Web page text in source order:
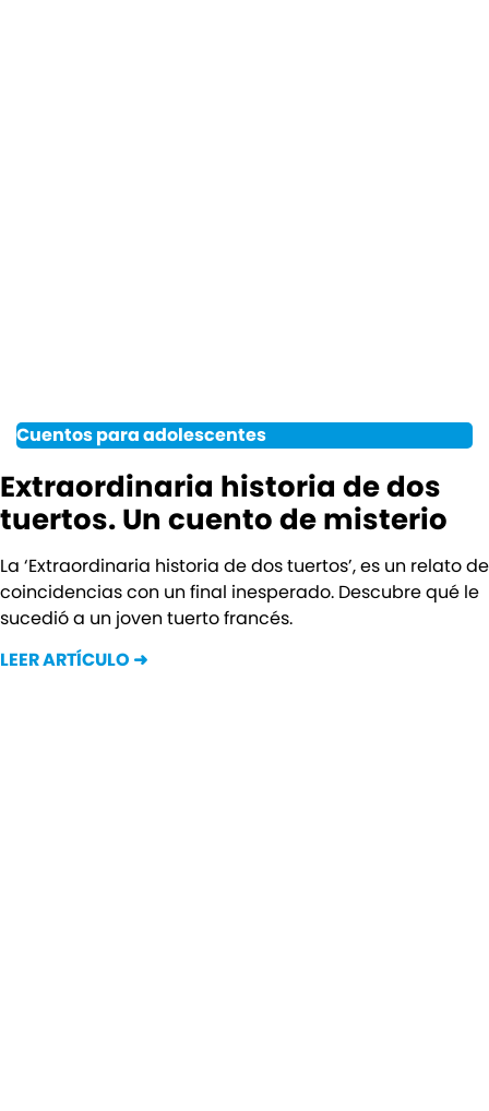
Cuentos para adolescentes
Extraordinaria historia de dos
tuertos. Un cuento de misterio
La ‘Extraordinaria historia de dos tuertos’, es un relato de
coincidencias con un final inesperado. Descubre qué le
sucedió a un joven tuerto francés.
LEER ARTÍCULO ➜